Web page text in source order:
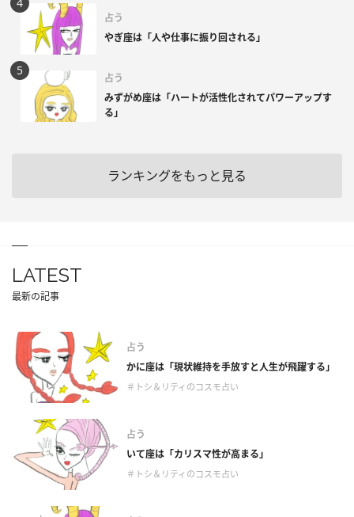
占う
やぎ座は「人や仕事に振り回される」
占う
みずがめ座は「ハートが活性化されてパワーアップす
る」
ランキングをもっと見る
LATEST
最新の記事
占う
かに座は「現状維持を手放すと人生が飛躍する」
＃トシ＆リティのコスモ占い
占う
いて座は「カリスマ性が高まる」
＃トシ＆リティのコスモ占い